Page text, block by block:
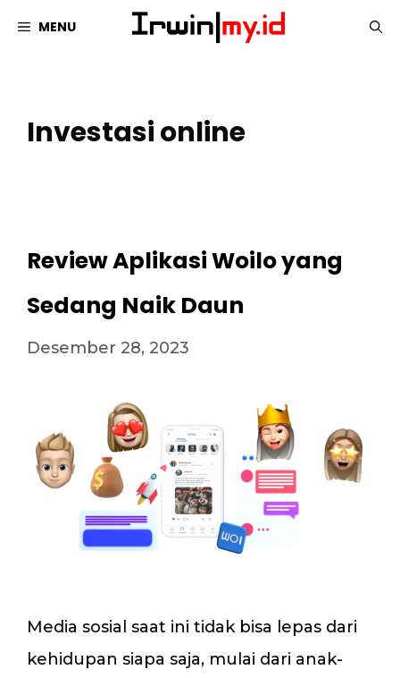
MENU
Investasi online
Review Aplikasi Woilo yang
Sedang Naik Daun
Desember 28, 2023
Media sosial saat ini tidak bisa lepas dari
kehidupan siapa saja, mulai dari anak-